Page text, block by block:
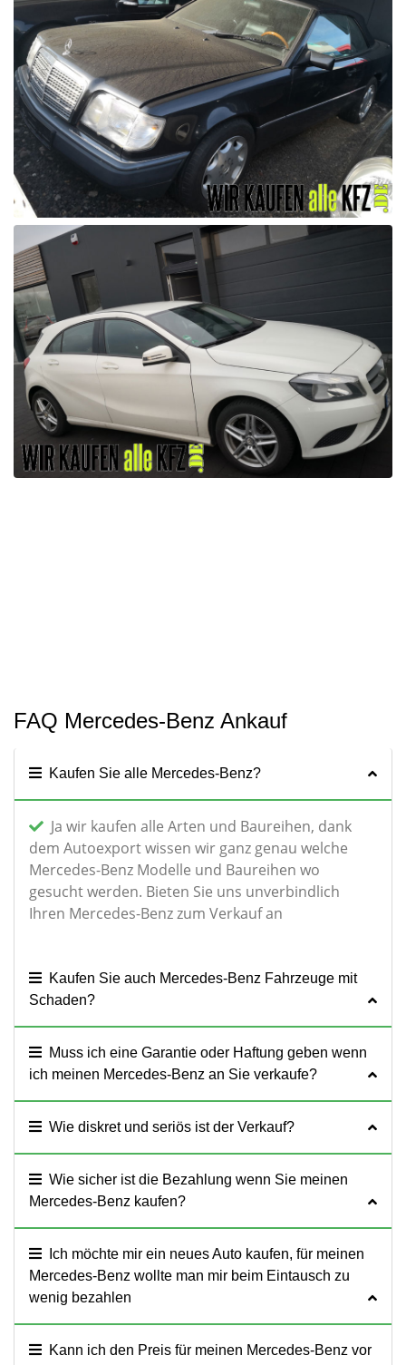
FAQ Mercedes-Benz Ankauf
Kaufen Sie alle Mercedes-Benz?
Ja wir kaufen alle Arten und Baureihen, dank
dem Autoexport wissen wir ganz genau welche
Mercedes-Benz Modelle und Baureihen wo
gesucht werden. Bieten Sie uns unverbindlich
Ihren Mercedes-Benz zum Verkauf an
Kaufen Sie auch Mercedes-Benz Fahrzeuge mit
Schaden?
Muss ich eine Garantie oder Haftung geben wenn
ich meinen Mercedes-Benz an Sie verkaufe?
Wie diskret und seriös ist der Verkauf?
Wie sicher ist die Bezahlung wenn Sie meinen
Mercedes-Benz kaufen?
Ich möchte mir ein neues Auto kaufen, für meinen
Mercedes-Benz wollte man mir beim Eintausch zu
wenig bezahlen
Kann ich den Preis für meinen Mercedes-Benz vor